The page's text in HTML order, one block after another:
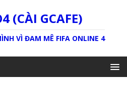
(CÀI GCAFE)
VÌ ĐAM MÊ FIFA ONLINE 4